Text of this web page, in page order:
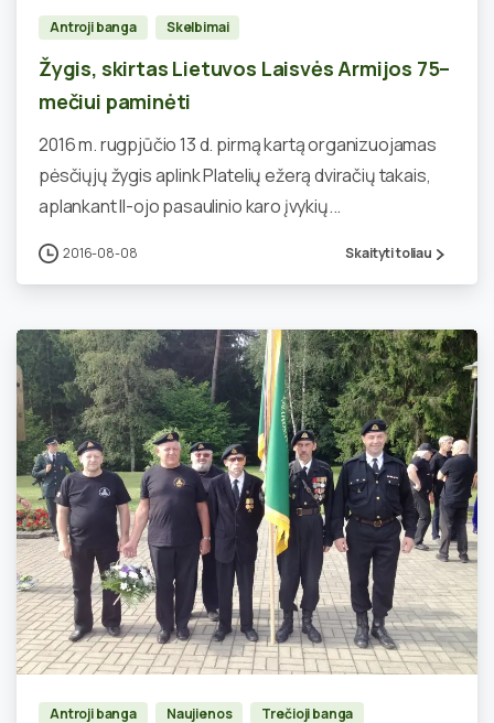
Antroji banga Skelbimai
Žygis, skirtas Lietuvos Laisvės Armijos 75–
mečiui paminėti
2016 m. rugpjūčio 13 d. pirmą kartą organizuojamas
pėsčiųjų žygis aplink Platelių ežerą dviračių takais,
aplankant II-ojo pasaulinio karo įvykių...
2016-08-08 Skaityti toliau
0
Antroji banga Naujienos
Trečioji banga